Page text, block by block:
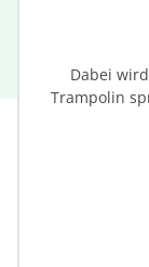
Dabei
Trampolin